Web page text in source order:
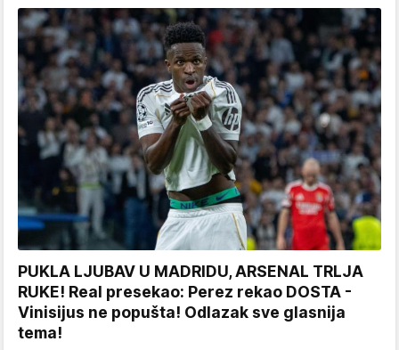
PUKLA LJUBAV U MADRIDU, ARSENAL TRLJA
RUKE! Real presekao: Perez rekao DOSTA -
Vinisijus ne popušta! Odlazak sve glasnija
tema!